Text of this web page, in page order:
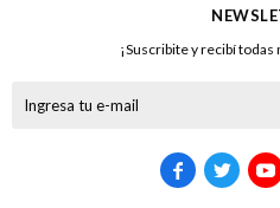
¡Suscribite y recibí
  